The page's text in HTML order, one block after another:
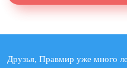
Друзья, Правмир уже много